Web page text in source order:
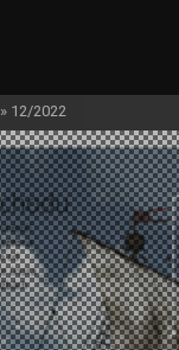
» 12/2022